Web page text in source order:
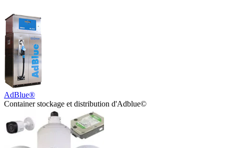
AdBlue®
Container stockage et distribution d'Adblue©